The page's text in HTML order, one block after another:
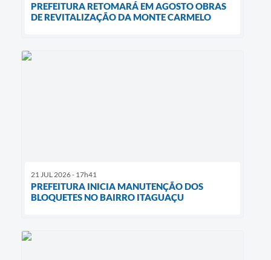
PREFEITURA RETOMARÁ EM AGOSTO OBRAS
DE REVITALIZAÇÃO DA MONTE CARMELO
21 JUL 2026 - 17h41
PREFEITURA INICIA MANUTENÇÃO DOS
BLOQUETES NO BAIRRO ITAGUAÇU